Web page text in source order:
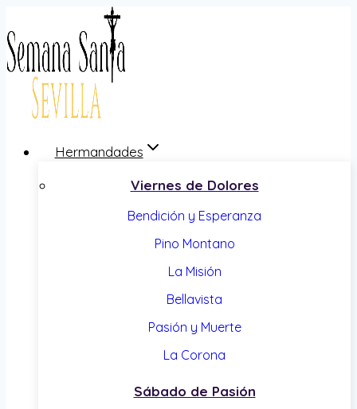
al
contenido
Hermandades
Viernes de Dolores
Bendición y Esperanza
Pino Montano
La Misión
Bellavista
Pasión y Muerte
La Corona
Sábado de Pasión